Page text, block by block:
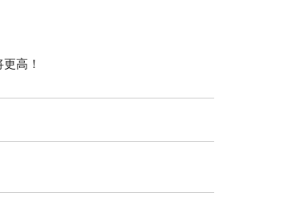
高！
生、其家庭符合囯家